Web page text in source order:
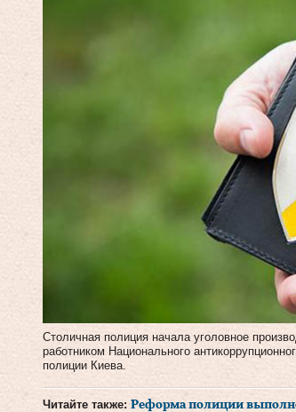
Столичная полиция начала уголовное
работником Национального
полиции Киева.
Читайте также: Реформа полиции